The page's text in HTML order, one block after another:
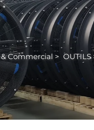
Commercial> OUTILS